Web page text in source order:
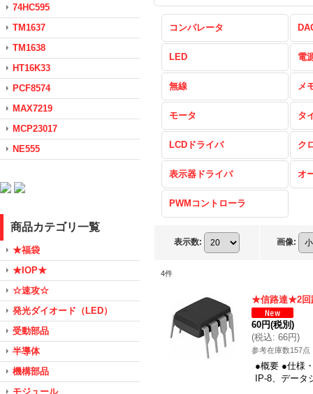
74HC595
TM1637
TM1638
HT16K33
PCF8574
MAX7219
MCP23017
NE555
商品カテゴリ一覧
★福袋
★IOP★
☆速攻☆
発光ダイオード（LED）
受動部品
半導体
機構部品
モジュール
コンパレータ
LED 電
無線 メ
モータ タ
LCDドライバ ク
表示器ドライバ オ
PWMコントローラ
表示数: 画像:
4件
★信路達★2回
60円(税別)
(税込: 66円)
参考在庫数157点
●概要 ●仕様
IP-8、デー